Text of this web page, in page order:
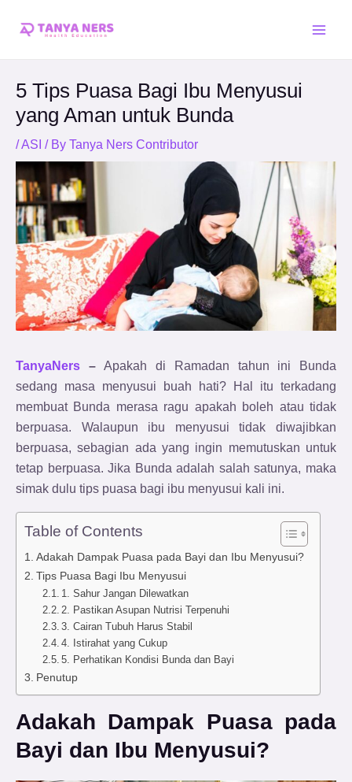
5 Tips Puasa Bagi Ibu Menyusui
yang Aman untuk Bunda
/ASI / By Tanya Ners Contributor
TanyaNers –Apakah di Ramadan tahun ini Bunda
sedang masa menyusui buah hati? Hal itu terkadang
membuat Bunda merasa ragu apakah boleh atau tidak
berpuasa. Walaupun ibu menyusui tidak diwajibkan
berpuasa, sebagian ada yang ingin memutuskan untuk
tetap berpuasa. Jika Bunda adalah salah satunya, maka
simak dulu tips puasa bagi ibu menyusui kali ini.
Table of Contents
Adakah Dampak Puasa pada Bayi dan Ibu Menyusui?
Tips Puasa Bagi Ibu Menyusui
1. Sahur Jangan Dilewatkan
2. Pastikan Asupan Nutrisi Terpenuhi
3. Cairan Tubuh Harus Stabil
4. Istirahat yang Cukup
5. Perhatikan Kondisi Bunda dan Bayi
Penutup
Adakah Dampak Puasa pada
Bayi dan Ibu Menyusui?
navigation